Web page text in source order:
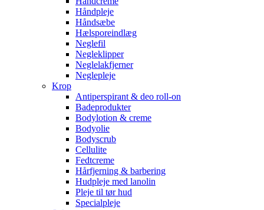
Håndpleje
Håndsæbe
Hælsporeindlæg
Neglefil
Negleklipper
Neglelakfjerner
Neglepleje
Krop
Antiperspirant & deo roll-on
Badeprodukter
Bodylotion & creme
Bodyolie
Bodyscrub
Cellulite
Fedtcreme
Hårfjerning & barbering
Hudpleje med lanolin
Pleje til tør hud
Specialpleje